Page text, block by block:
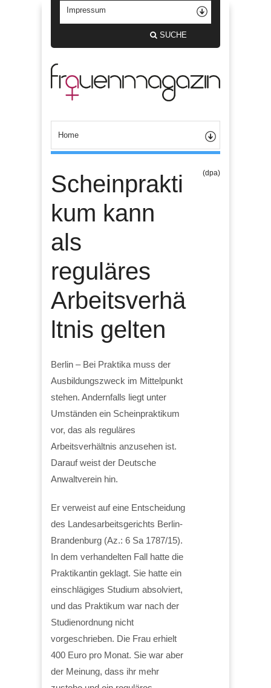
SUCHE
Scheinprakti
kum kann
als
reguläres
Arbeitsverhä
ltnis gelten
(dpa)
Berlin – Bei Praktika muss der
Ausbildungszweck im Mittelpunkt
stehen. Andernfalls liegt unter
Umständen ein Scheinpraktikum
vor, das als reguläres
Arbeitsverhältnis anzusehen ist.
Darauf weist der Deutsche
Anwaltverein hin.
Er verweist auf eine Entscheidung
des Landesarbeitsgerichts Berlin-
Brandenburg (Az.: 6 Sa 1787/15).
In dem verhandelten Fall hatte die
Praktikantin geklagt. Sie hatte ein
einschlägiges Studium absolviert,
und das Praktikum war nach der
Studienordnung nicht
vorgeschrieben. Die Frau erhielt
400 Euro pro Monat. Sie war aber
der Meinung, dass ihr mehr